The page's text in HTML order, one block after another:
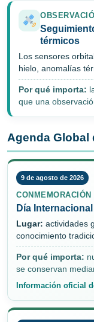
térmicos
Los sensores
hielo, anomalías
Por qué importa:
que una
Agenda Global
9 de agosto de 2026
Día
Lugar: actividades
conocimiento
Por qué importa:
se conservan
Información oficial